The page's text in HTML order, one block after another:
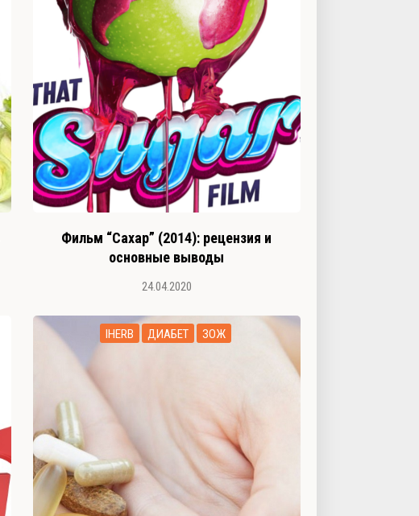
Фильм “Сахар” (2014): рецензия и
основные выводы
24.04.2020
IHERB ДИАБЕТ ЗОЖ